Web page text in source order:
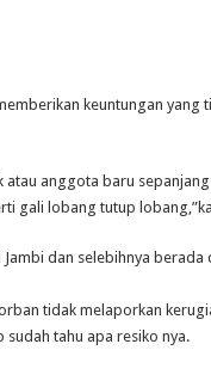
keuntungan yang
anggota baru
gali lobang tutup
dan selebihnya berada
tidak melaporkan
sudah tahu apa resiko nya.